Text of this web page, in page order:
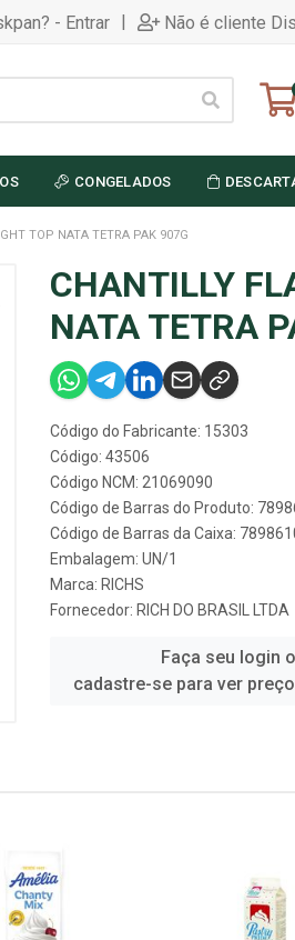
- Entrar | Não é cliente
CONGELADOS
TOP NATA TETRA PAK 907G
CHANTILLY
NATA TETRA
Código do Fabricante: 15303
Código: 43506
Código NCM: 21069090
Código de Barras do Produto:
Código de Barras da Caixa:
Embalagem: UN/1
Marca: RICHS
Fornecedor: RICH DO BRASIL LTDA
Faça seu login
cadastre-se para ver